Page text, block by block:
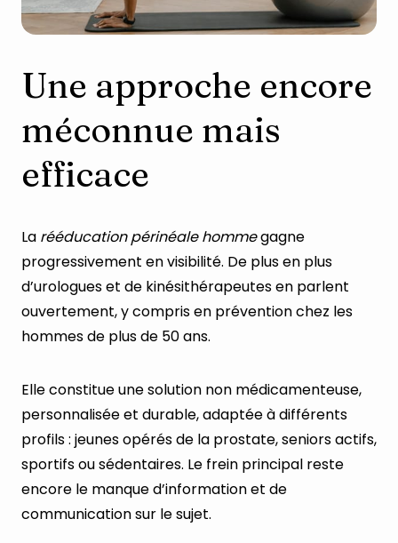
Une approche encore
méconnue mais
efficace
La rééducation périnéale hommegagne
progressivement en visibilité. De plus en plus
d’urologues et de kinésithérapeutes en parlent
ouvertement, y compris en prévention chez les
hommes de plus de 50 ans.
Elle constitue une solution non médicamenteuse,
personnalisée et durable, adaptée à différents
profils : jeunes opérés de la prostate, seniors actifs,
sportifs ou sédentaires. Le frein principal reste
encore le manque d’information et de
communication sur le sujet.